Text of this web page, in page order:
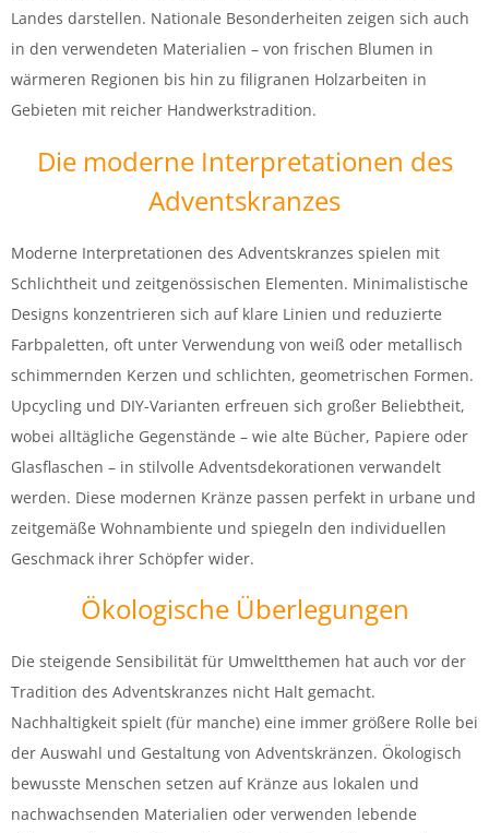
Landes darstellen. Nationale Besonderheiten zeigen sich auch
in den verwendeten Materialien – von frischen Blumen in
wärmeren Regionen bis hin zu filigranen Holzarbeiten in
Gebieten mit reicher Handwerkstradition.
Die moderne Interpretationen des
Adventskranzes
Moderne Interpretationen des Adventskranzes spielen mit
Schlichtheit und zeitgenössischen Elementen. Minimalistische
Designs konzentrieren sich auf klare Linien und reduzierte
Farbpaletten, oft unter Verwendung von weiß oder metallisch
schimmernden Kerzen und schlichten, geometrischen Formen.
Upcycling und DIY-Varianten erfreuen sich großer Beliebtheit,
wobei alltägliche Gegenstände – wie alte Bücher, Papiere oder
Glasflaschen – in stilvolle Adventsdekorationen verwandelt
werden. Diese modernen Kränze passen perfekt in urbane und
zeitgemäße Wohnambiente und spiegeln den individuellen
Geschmack ihrer Schöpfer wider.
Ökologische Überlegungen
Die steigende Sensibilität für Umweltthemen hat auch vor der
Tradition des Adventskranzes nicht Halt gemacht.
Nachhaltigkeit spielt (für manche) eine immer größere Rolle bei
der Auswahl und Gestaltung von Adventskränzen. Ökologisch
bewusste Menschen setzen auf Kränze aus lokalen und
nachwachsenden Materialien oder verwenden lebende